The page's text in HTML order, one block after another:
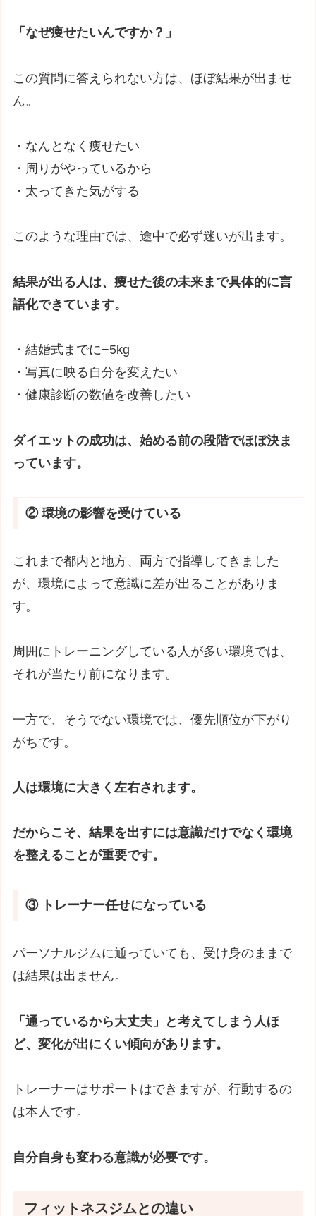
「なぜ痩せたいんですか？」
この質問に答えられない方は、ほぼ結果が出ませ
ん。
・なんとなく痩せたい
・周りがやっているから
・太ってきた気がする
このような理由では、途中で必ず迷いが出ます。
結果が出る人は、痩せた後の未来まで具体的に言
語化できています。
・結婚式までに−5kg
・写真に映る自分を変えたい
・健康診断の数値を改善したい
ダイエットの成功は、始める前の段階でほぼ決ま
っています。
② 環境の影響を受けている
これまで都内と地方、両方で指導してきました
が、環境によって意識に差が出ることがありま
す。
周囲にトレーニングしている人が多い環境では、
それが当たり前になります。
一方で、そうでない環境では、優先順位が下がり
がちです。
人は環境に大きく左右されます。
だからこそ、結果を出すには意識だけでなく環境
を整えることが重要です。
③ トレーナー任せになっている
パーソナルジムに通っていても、受け身のままで
は結果は出ません。
「通っているから大丈夫」と考えてしまう人ほ
ど、変化が出にくい傾向があります。
トレーナーはサポートはできますが、行動するの
は本人です。
自分自身も変わる意識が必要です。
フィットネスジムとの違い